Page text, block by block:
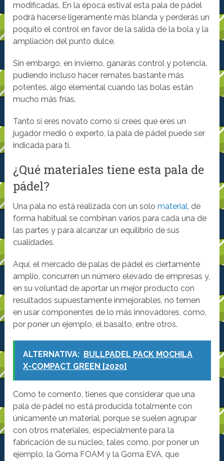
modificadas. En la época estival esta pala de pádel
podrá hacerse ligeramente más blanda y perderás un
poquito el control en favor de la salida de la bola y la
ampliación del punto dulce.
Sin embargo, en invierno, ganarás control y potencia,
pudiendo incluso hacer remates bastante más
potentes, algo elemental cuando las bolas están
mucho más frías.
Tanto si eres novato como si crees que eres un
jugador medio o experto, la pala de pádel puede ser
indicada para ti.
¿Qué materiales tiene esta pala de
pádel?
Una pala no está realizada con un solomaterial, de
forma habitual se combinan varios para cada una de
las partes y para alcanzar un equilibrio de sus
cualidades.
Aquí, el mercado de palas de pádel es ciertamente
amplio, concurren un número elevado de empresas y,
en su voluntad de aportar un mejor producto con
resultados supuestamente inmejorables, no temen
en usar componentes de lo más innovadores, como,
por poner un ejemplo, el basalto, entre otros.
ALTERNATIVA: BULLPADEL PACK MOCHILA
X-COMPACT GREEN [2020]
Como te comento, tienes que considerar que una
pala de pádel no está producida totalmente con
únicamente un material, porque se suelen agrupar
con otros materiales, especialmente para la
fabricación de su núcleo, tales como, por poner un
ejemplo, la Goma FOAM y la Goma EVA, que